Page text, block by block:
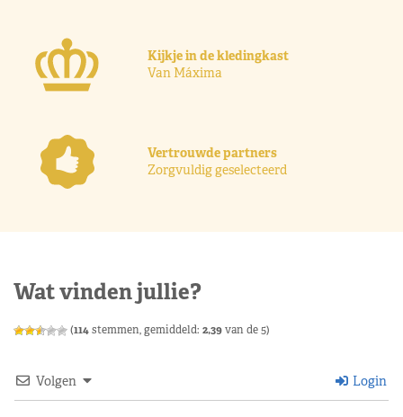
Kijkje in de kledingkast
Van Máxima
Vertrouwde partners
Zorgvuldig geselecteerd
Wat vinden jullie?
(114stemmen, gemiddeld: 2,39van de 5)
Volgen Login